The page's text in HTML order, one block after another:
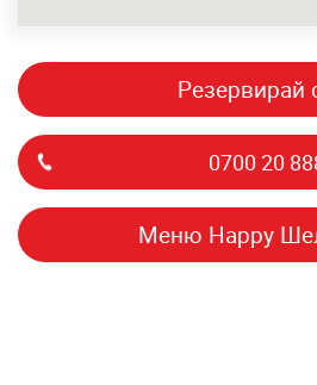
резервирай
0700 20
Меню Happy